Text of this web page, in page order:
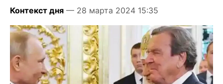
Контекст дня — 28 марта 2024 15:35